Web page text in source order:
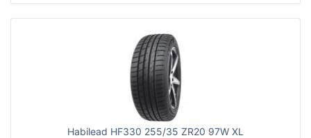
Habilead HF330 255/35 ZR20 97W XL